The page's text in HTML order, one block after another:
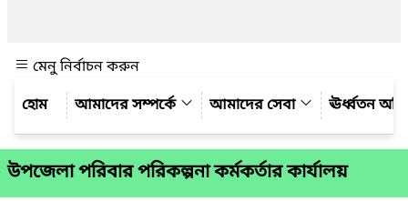
মেনু নির্বাচন করুন
আমাদের সম্পর্কে
আমাদের সেবা ঊর্ধ্বতন
উপজেলা পরিবার পরিকল্পনা কর্মকর্তার কার্যালয়